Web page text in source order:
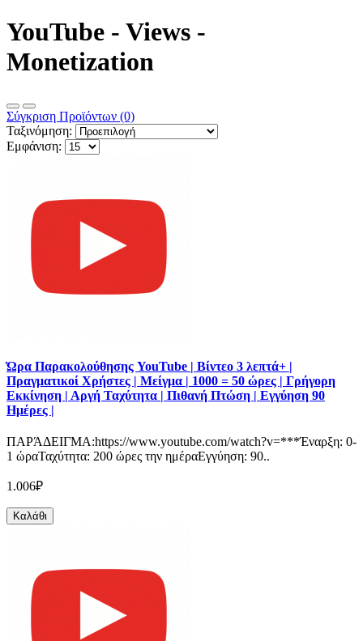
YouTube - Views -
Monetization
Σύγκριση Προϊόντων (0)
Ταξινόμηση:
Εμφάνιση:
Ώρα Παρακολούθησης YouTube | Βίντεο 3 λεπτά+ |
Πραγματικοί Χρήστες | Μείγμα | 1000 = 50 ώρες | Γρήγορη
Εκκίνηση | Αργή Ταχύτητα | Πιθανή Πτώση | Εγγύηση 90
Ημέρες |
ΠΑΡΆΔΕΙΓΜΑ:https://www.youtube.com/watch?v=***Έναρξη: 0-
1 ώραΤαχύτητα: 200 ώρες την ημέραΕγγύηση: 90..
1.006₽
Καλάθι